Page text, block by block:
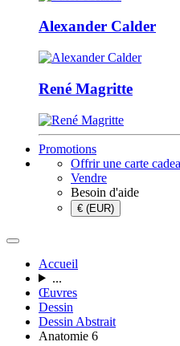
Alexander Calder
René Magritte
Promotions
Offrir une carte
Vendre
Besoin d'aide
€ (EUR)
Accueil
...
Œuvres
Dessin
Dessin Abstrait
Anatomie 6